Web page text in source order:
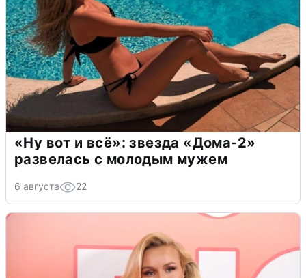
«Ну вот и всё»: звезда «Дома-2»
развелась с молодым мужем
6 августа 22